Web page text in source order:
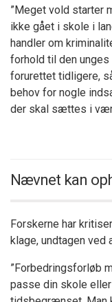
”Meget vold starter
ikke gået i skole i
handler om
forhold til den
forurettet tidligere,
behov for nogle
der skal sættes i
Nævnet kan
Forskerne har
klage, undtagen ved
”Forbedringsforløb
passe din skole